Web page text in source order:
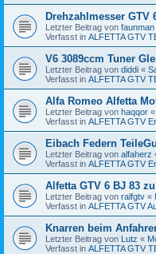
Drehzahlmesser GTV
Letzter Beitrag von faunman
Verfasst in ALFETTA GTV
V6 3089ccm Tuner
Letzter Beitrag von diddi «
Verfasst in ALFETTA GTV
Alfa Romeo Alfetta
Letzter Beitrag von haqqor «
Verfasst in ALFETTA GTV
Eibach Federn
Letzter Beitrag von alfaherz
Verfasst in ALFETTA GTV
Alfetta GTV 6 BJ 83
Letzter Beitrag von ralfgtv «
Verfasst in ALFETTA GTV
Knarren beim
Letzter Beitrag von Lutz «
Verfasst in ALFETTA GTV